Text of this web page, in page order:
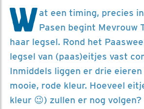
Wat een timing, precies
Pasen begint Mevrouw
haar legsel. Rond het
legsel van (paas)eitjes vast
Inmiddels liggen er drie
mooie, rode kleur. Hoeveel
kleur 😉) zullen er nog volgen?